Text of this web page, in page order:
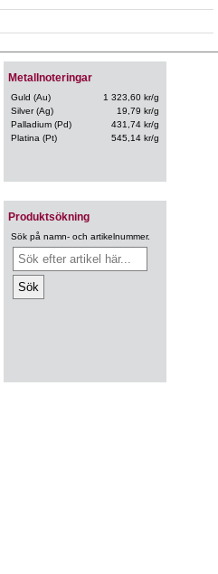
Metallnoteringar
Guld (Au)
1 323,60 kr/g
Silver (Ag)
19,79 kr/g
Palladium (Pd)
431,74 kr/g
Platina (Pt)
545,14 kr/g
Produktsökning
Sök på namn- och artikelnummer.